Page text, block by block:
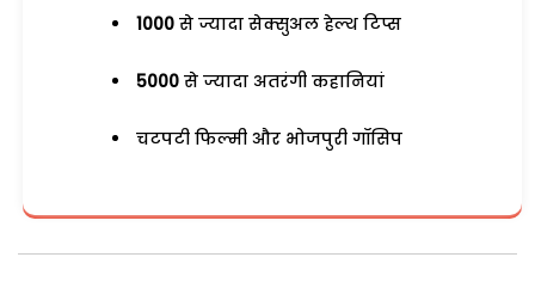
1000 से ज्यादा सेक्सुअल हेल्थ टिप्स
5000 से ज्यादा अतरंगी कहानियां
चटपटी फिल्मी और भोजपुरी गॉसिप